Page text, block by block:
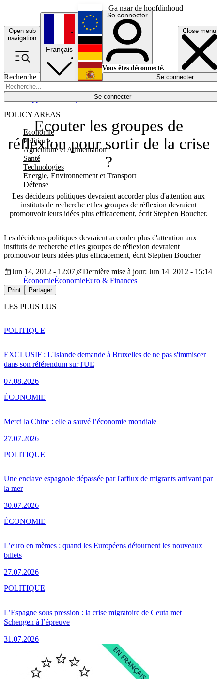
Ga naar de hoofdinhoud
Open sub
navigation
Close menu
Recherche
Se connecter
POLICY AREAS
Economie
Politique
Agriculture et Alimentation
Santé
Technologies
Energie, Environnement et Transport
Défense
Économie
Français
English
Deutsch
Español
Se connecter
Vous êtes déconnecté.
Se connecter
Ecouter les groupes de
réflexion pour sortir de la crise
?
Les décideurs politiques devraient accorder plus d'attention aux
instituts de recherche et les groupes de réflexion devraient
promouvoir leurs idées plus efficacement, écrit Stephen Boucher.
Les décideurs politiques devraient accorder plus d'attention aux
instituts de recherche et les groupes de réflexion devraient
promouvoir leurs idées plus efficacement, écrit Stephen Boucher.
Jun 14, 2012 - 12:07
Dernière mise à jour: Jun 14, 2012 - 15:14
ÉconomieÉconomieEuro & Finances
Print Partager
LES PLUS LUS
EXCLUSIF : L'Islande demande à Bruxelles de ne pas s'immiscer
dans son référendum sur l'UE
07.08.2026
POLITIQUE
Merci la Chine : elle a sauvé l’économie mondiale
27.07.2026
ÉCONOMIE
Une enclave espagnole dépassée par l'afflux de migrants arrivant par
la mer
30.07.2026
POLITIQUE
L’euro en mèmes : quand les Européens détournent les nouveaux
billets
27.07.2026
ÉCONOMIE
L’Espagne sous pression : la crise migratoire de Ceuta met
Schengen à l’épreuve
31.07.2026
POLITIQUE